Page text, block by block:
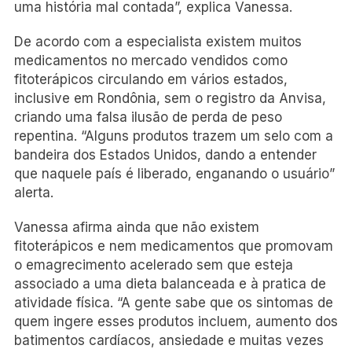
uma história mal contada”, explica Vanessa.
De acordo com a especialista existem muitos
medicamentos no mercado vendidos como
fitoterápicos circulando em vários estados,
inclusive em Rondônia, sem o registro da Anvisa,
criando uma falsa ilusão de perda de peso
repentina. “Alguns produtos trazem um selo com a
bandeira dos Estados Unidos, dando a entender
que naquele país é liberado, enganando o usuário”
alerta.
Vanessa afirma ainda que não existem
fitoterápicos e nem medicamentos que promovam
o emagrecimento acelerado sem que esteja
associado a uma dieta balanceada e à pratica de
atividade física. “A gente sabe que os sintomas de
quem ingere esses produtos incluem, aumento dos
batimentos cardíacos, ansiedade e muitas vezes